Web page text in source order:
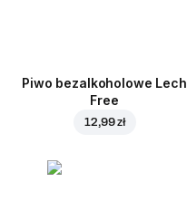
Piwo bezalkoholowe Lech
Free
12,99 zł